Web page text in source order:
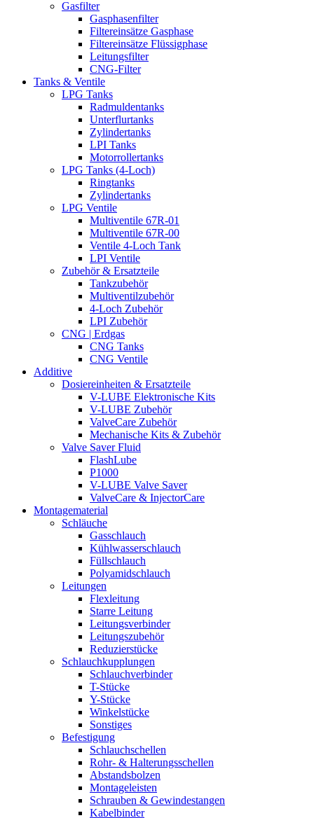
Gasfilter
Gasphasenfilter
Filtereinsätze Gasphase
Filtereinsätze Flüssigphase
Leitungsfilter
CNG-Filter
Tanks & Ventile
LPG Tanks
Radmuldentanks
Unterflurtanks
Zylindertanks
LPI Tanks
Motorrollertanks
LPG Tanks (4-Loch)
Ringtanks
Zylindertanks
LPG Ventile
Multiventile 67R-01
Multiventile 67R-00
Ventile 4-Loch Tank
LPI Ventile
Zubehör & Ersatzteile
Tankzubehör
Multiventilzubehör
4-Loch Zubehör
LPI Zubehör
CNG | Erdgas
CNG Tanks
CNG Ventile
Additive
Dosiereinheiten & Ersatzteile
V-LUBE Elektronische Kits
V-LUBE Zubehör
ValveCare Zubehör
Mechanische Kits & Zubehör
Valve Saver Fluid
FlashLube
P1000
V-LUBE Valve Saver
ValveCare & InjectorCare
Montagematerial
Schläuche
Gasschlauch
Kühlwasserschlauch
Füllschlauch
Polyamidschlauch
Leitungen
Flexleitung
Starre Leitung
Leitungsverbinder
Leitungszubehör
Reduzierstücke
Schlauchkupplungen
Schlauchverbinder
T-Stücke
Y-Stücke
Winkelstücke
Sonstiges
Befestigung
Schlauchschellen
Rohr- & Halterungsschellen
Abstandsbolzen
Montageleisten
Schrauben & Gewindestangen
Kabelbinder